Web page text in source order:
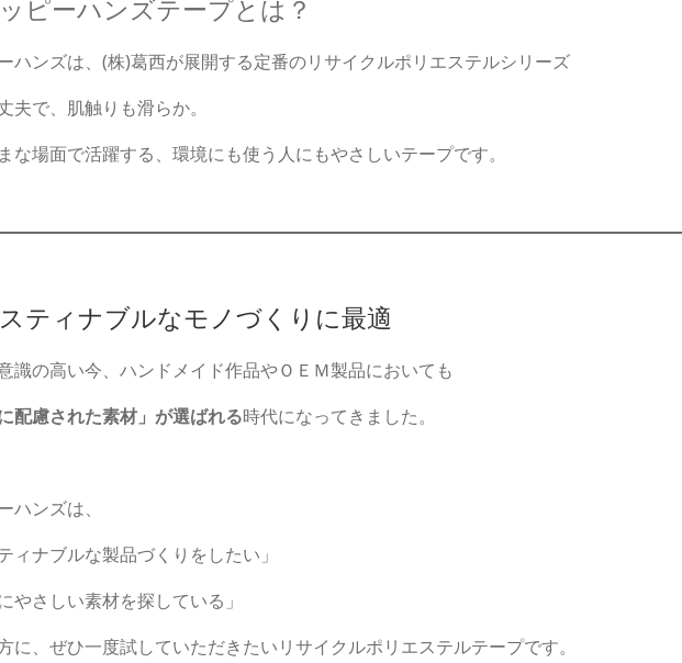
ピーハンズテープとは？
ハンズは、(株)葛西が展開する定番のリサイクルポリエステルシリーズ
夫で、肌触りも滑らか。
な場面で活躍する、環境にも使う人にもやさしいテープです。
ティナブルなモノづくりに最適
識の高い今、ハンドメイド作品やＯＥＭ製品においても
配慮された素材」が選ばれる時代になってきました。
ハンズは、
ィナブルな製品づくりをしたい」
やさしい素材を探している」
に、ぜひ一度試していただきたいリサイクルポリエステルテープです。